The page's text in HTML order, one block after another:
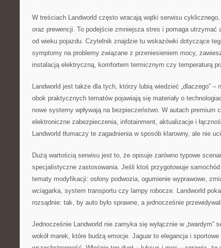
W treściach Landworld często wracają wątki serwisu cyklicznego,
oraz prewencji. To podejście zmniejsza stres i pomaga utrzymać
od wieku pojazdu. Czytelnik znajdzie tu wskazówki dotyczące
symptomy na problemy związane z przeniesieniem mocy,
instalacją elektryczną, komfortem termicznym czy temperaturą
Landworld jest także dla tych, którzy lubią wiedzieć „dlaczego” –
obok praktycznych tematów pojawiają się materiały o
nowe systemy wpływają na bezpieczeństwo. W autach premium
elektroniczne zabezpieczenia, infotainment, aktualizacje i
Landworld tłumaczy te zagadnienia w sposób klarowny, ale nie
Dużą wartością serwisu jest to, że opisuje zarówno typowe
specjalistyczne zastosowania. Jeśli ktoś przygotowuje
tematy modyfikacji: osłony podwozia, ogumienie wyprawowe,
wciągarka, system transportu czy lampy robocze. Landworld
rozsądnie: tak, by auto było sprawne, a jednocześnie
Jednocześnie Landworld nie zamyka się wyłącznie w „twardym”
wokół marek, które budzą emocje. Jaguar to elegancja i